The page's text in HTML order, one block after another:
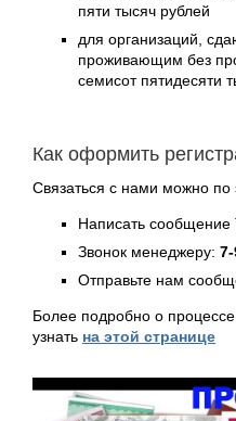
пяти тысяч рублей
для организаций,
проживающим без
семисот пятидесяти
Как оформить
Связаться с нами можно по
Написать
Звонок менеджеру:
Отправьте нам
Более подробно о
узнать на этой странице